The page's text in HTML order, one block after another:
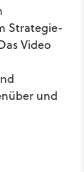
Strategie-
Video
und